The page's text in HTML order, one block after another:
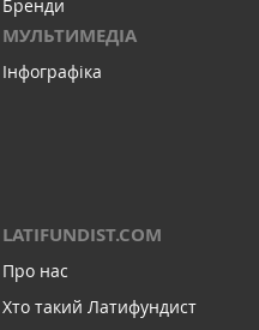
Бренди
МУЛЬТИМЕДІА
Інфографіка
LATIFUNDIST.COM
Про нас
Хто такий Латифундист